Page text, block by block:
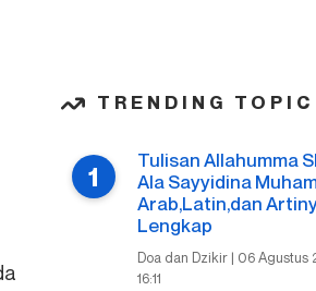
TRENDING TOPIC
Tulisan Allahumma
Ala Sayyidina
Arab,Latin,dan
Lengkap
Doa dan Dzikir | 06 Agustus
16:11